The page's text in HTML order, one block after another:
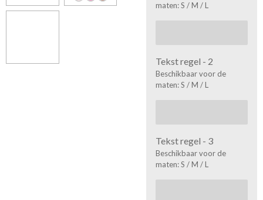
maten: S / M / L
Tekst regel - 2
Beschikbaar voor de
maten: S / M / L
Tekst regel - 3
Beschikbaar voor de
maten: S / M / L